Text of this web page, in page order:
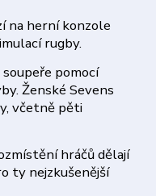
na herní konzole
rugby.
pomocí
Ženské Sevens
včetně pěti
hráčů dělají
ty nejzkušenější